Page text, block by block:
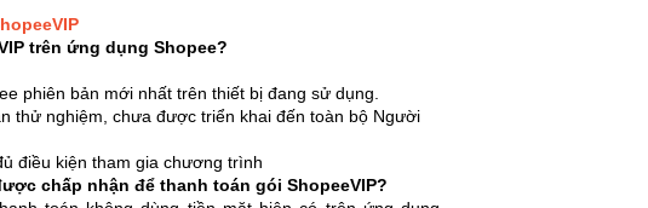
trên ứng dụng Shopee?
phiên bản mới nhất trên thiết bị đang sử dụng.
thử nghiệm, chưa được triển khai đến toàn bộ Người
điều kiện tham gia chương trình
chấp nhận để thanh toán gói ShopeeVIP?